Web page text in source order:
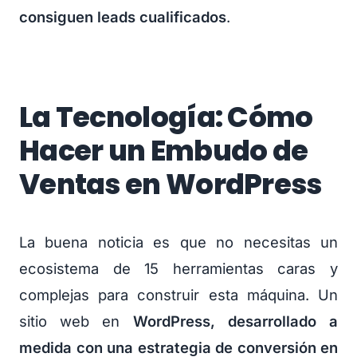
consiguen leads cualificados.
La Tecnología: Cómo
Hacer un Embudo de
Ventas en WordPress
La buena noticia es que no necesitas un
ecosistema de 15 herramientas caras y
complejas para construir esta máquina. Un
sitio web en WordPress, desarrollado a
medida con una estrategia de conversión en